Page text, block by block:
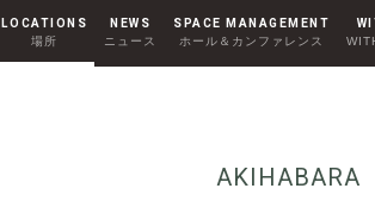
Co-Working
LOCATIONS
場所
AKIHABARA II
秋葉原Ⅱ
NEWS
ニュース
SPACE MANAGEMENT
ホール＆カンファレンス
AKIHABARA